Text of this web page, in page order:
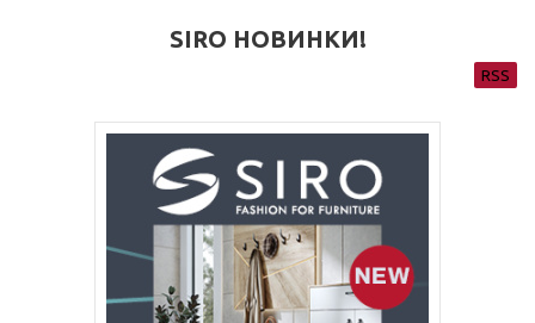
SIRO НОВИНКИ!
RSS